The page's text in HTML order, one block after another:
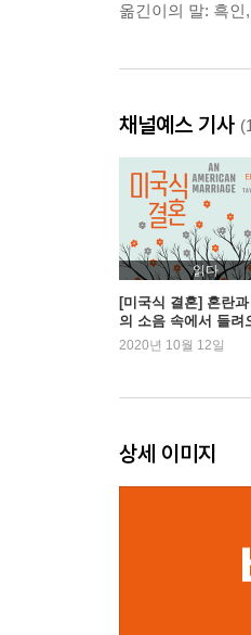
옮긴이의 말: 흑
채널예스 기사
읽다
[미국식 결혼] 혼란
의 소음 속에서 들려
해와 관용의 속삭임들
2020년 10월 12일
상세 이미지